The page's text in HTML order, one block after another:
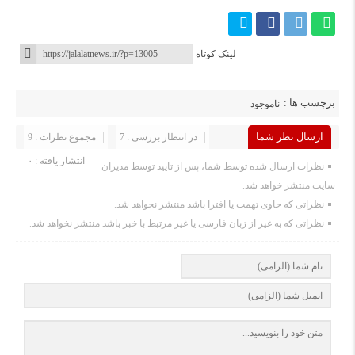
لینک کوتاه
برچسب ها : ناموجود
ارسال نظر شما مجموع نظرات : 9 در انتظار بررسی : 7
انتشار یافته : ۰
نظرات ارسال شده توسط شما، پس از تایید توسط مدیران
سایت منتشر خواهد شد.
نظراتی که حاوی تهمت یا افترا باشد منتشر نخواهد شد.
نظراتی که به غیر از زبان فارسی یا غیر مرتبط با خبر باشد منتشر نخواهد شد.